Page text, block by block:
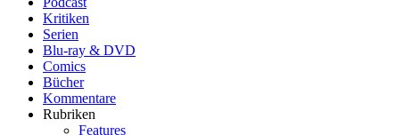
Kritiken
Serien
Blu-ray & DVD
Comics
Bücher
Kommentare
Rubriken
Features